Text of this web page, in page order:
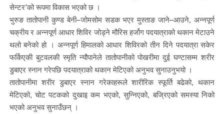
सेन्टर’को रूपमा विकास भएको छ ।
भुरुङ तातोपानी कुण्ड बेनी–जोमसोम सडक भएर मुस्ताङ जाने–आउने, अन्नपूर्ण
चक्रीय र अन्नपूर्ण आधार शिविर जोड्ने मौरिस हर्जोग पदयात्राको थकान मेटाउने
थलो बनेको हो । अन्नपूर्ण हिमालको आधार शिविरको तीन दिने पदयात्रा सकेर
फर्किएकी बुटवलकी स्मृति न्यौपानेले तातोपानीको पोखरीमा दुई घण्टासम्म शरीर
डुबाएर स्नान गरेपछि पदयात्राको थकान मेटिएको अनुभव सुनाउनुभयो ।
तातोपानीमा शरीर डुबाएर स्नान गरेकाहरूले शारीरिक स्फूर्ति बढेको, थकान
मेटिएको, चोट पटकको दुखाइ कम भएको, सुन्निएको, बज्रिएको समस्या निको
भएको अनुभव सुनाउँछन् ।